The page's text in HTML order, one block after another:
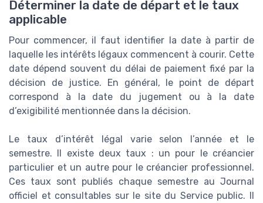
Déterminer la date de départ et le taux
applicable
Pour commencer, il faut identifier la date à partir de
laquelle les intérêts légaux commencent à courir. Cette
date dépend souvent du délai de paiement fixé par la
décision de justice. En général, le point de départ
correspond à la date du jugement ou à la date
d’exigibilité mentionnée dans la décision.
Le taux d’intérêt légal varie selon l’année et le
semestre. Il existe deux taux : un pour le créancier
particulier et un autre pour le créancier professionnel.
Ces taux sont publiés chaque semestre au Journal
officiel et consultables sur le site du Service public. Il